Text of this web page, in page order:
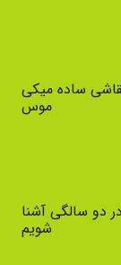
ساده میکی
موس
دو سالگی آشنا
شویم